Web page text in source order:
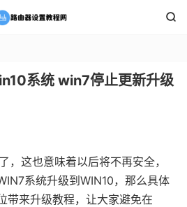

系统 win7停止更新升级
，这也意味着以后将不再安全，
系统升级到WIN10，那么具体
带来升级教程，让大家避免在